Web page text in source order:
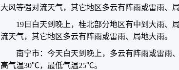
大风等强对流天气，其它地区多云有阵雨或雷雨、
19日白天到晚上，桂北部分地区有中到大雨、
流天气，其它地区多云有阵雨或雷雨、局地大雨。
南宁市：今天白天到晚上，多云有阵雨或雷雨
高气温30℃，最低气温25℃。